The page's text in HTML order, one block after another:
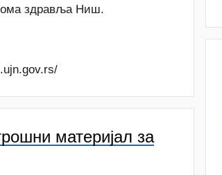
здравља Ниш.
материјал за